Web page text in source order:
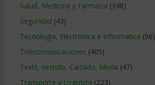
Salud, Medicina y Farmacia (348)
Seguridad (43)
Tecnologia, Electronica e Informatica (96)
Telecomunicaciones (405)
Textil, Vestido, Calzado, Moda (47)
Transporte y Logistica (223)